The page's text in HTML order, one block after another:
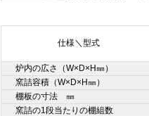
仕様＼型式
炉内の広さ（W×D×H㎜）
窯詰容積（W×D×H㎜）
棚板の寸法 ㎜
窯詰の1段当たりの棚組数